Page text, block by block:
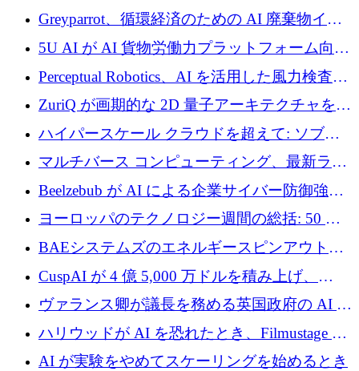
会社です」とフランス人の「控えめな」後任
者は言う
Greyparrot、循環経済のための AI 廃棄物イン
テリジェンスを拡張するためにシリーズ B で
2,700 万ドルを確保
5U AI が AI 貨物労働力プラットフォーム向け
に 320 万ドルのプレシードを獲得
Perceptual Robotics、AI を活用した風力検査の
規模拡大に向けて 400 万ポンド以上を確保
ZuriQ が画期的な 2D 量子アーキテクチャを拡
張するために 2,550 万ドルを調達
ハイパースケール クラウドを超えて: ソブリ
ン コンピューティングに対する DFINITY の
ビジョン
マルチバース コンピューティング、最新ラウ
ンドで最大 5 億 7,000 万ドルを目標
Beelzebub が AI による企業サイバー防御強化
のために 300 万ユーロを調達
ヨーロッパのテクノロジー週間の総括: 50 以
上の取引に 10 億ユーロ以上を投資
BAEシステムズのエネルギースピンアウト原
子力タービンが1500万ポンドの資金調達でス
テルスから浮上
CuspAI が 4 億 5,000 万ドルを積み上げ、
Resist.UA が 5,000 万ユーロの基金を立ち上
げ、DSIT が廃止される
ヴァランス卿が議長を務める英国政府の AI タ
スクフォースが発足
ハリウッドが AI を恐れたとき、Filmustage は
代わりにプリプロダクションに賭けました
AI が実験をやめてスケーリングを始めるとき